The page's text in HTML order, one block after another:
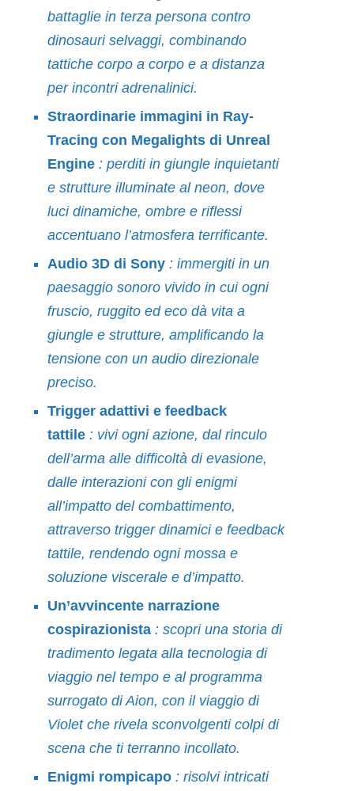
battaglie in terza persona contro
dinosauri selvaggi, combinando
tattiche corpo a corpo e a distanza
per incontri adrenalinici.
Straordinarie immagini in Ray-
Tracing con Megalights di Unreal
Engine : perditi in giungle inquietanti
e strutture illuminate al neon, dove
luci dinamiche, ombre e riflessi
accentuano l’atmosfera terrificante.
Audio 3D di Sony : immergiti in un
paesaggio sonoro vivido in cui ogni
fruscio, ruggito ed eco dà vita a
giungle e strutture, amplificando la
tensione con un audio direzionale
preciso.
Trigger adattivi e feedback
tattile : viviogni azione, dal rinculo
dell’arma alle difficoltà di evasione,
dalle interazioni con gli enigmi
all’impatto del combattimento,
attraverso trigger dinamici e feedback
tattile, rendendo ogni mossa e
soluzione viscerale e d’impatto.
Un’avvincente narrazione
cospirazionista : scopri una storia di
tradimento legata alla tecnologia di
viaggio nel tempo e al programma
surrogato di Aion, con il viaggio di
Violet che rivela sconvolgenti colpi di
scena che ti terranno incollato.
Enigmi rompicapo : risolvi intricati